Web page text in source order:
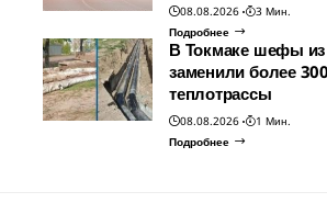
08.08.2026
3 Мин.
Подробнее
В Токмаке шефы
заменили более
теплотрассы
08.08.2026
1 Мин.
Подробнее